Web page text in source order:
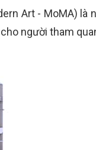
Art - MoMA) là
người tham